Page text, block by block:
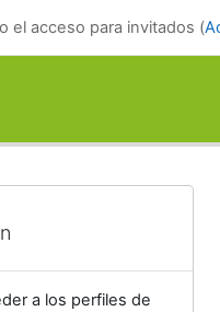
el acceso para invitados (
a los perfiles de